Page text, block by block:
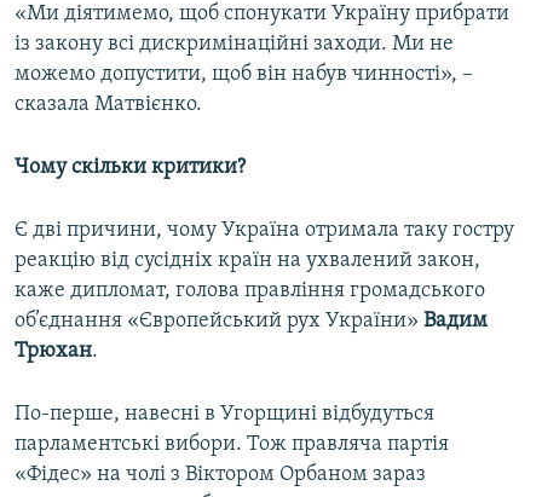
«Ми діятимемо, щоб спонукати Україну прибрати
із закону всі дискримінаційні заходи. Ми не
можемо допустити, щоб він набув чинності», –
сказала Матвієнко.
Чому скільки критики?
Є дві причини, чому Україна отримала таку гостру
реакцію від сусідніх країн на ухвалений закон,
каже дипломат, голова правління громадського
об’єднання «Європейський рух України» Вадим
Трюхан.
По-перше, навесні в Угорщині відбудуться
парламентські вибори. Тож правляча партія
«Фідес» на чолі з Віктором Орбаном зараз